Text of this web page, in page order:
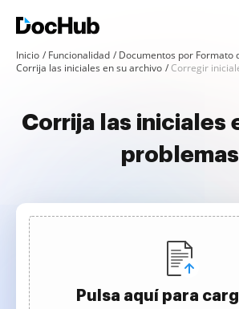
Inicio Funcionalidad
Documentos por Formato
Corrija las iniciales en su archivo
Corregir
Corrija las iniciales
problemas
Pulsa aquí para